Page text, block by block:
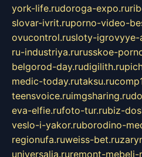
york-life.rudoroga-expo.ru
slovar-ivrit.ruporno-video-
ovucontrol.rusloty-igrovyye-
ru-industriya.rurusskoe-
belgorod-day.rudigilith.ru
medic-today.rutaksu.ru
teensvoice.ruimgsharing.ru
eva-elfie.rufoto-tur.rubiz-
veslo-i-yakor.ruborodino-
regionufa.ruweiss-bet.ru
universalia.ruremont-mebeli-